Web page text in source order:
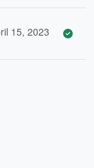
15, 2023